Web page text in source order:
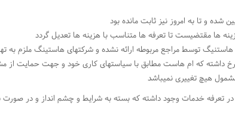
و تا به امروز نیز ثابت مانده بود
ها مقتضیست تا تعرفه ها متناسب با هزینه ها تعدیل گردد
توسط مراجع مربوطه ارائه نشده و شرکتهای هاستینگ ملزم به تهیه
هیچ تغییری نمیباشد
خدمات وجود داشته که بسته به شرایط و چشم انداز و در صورت